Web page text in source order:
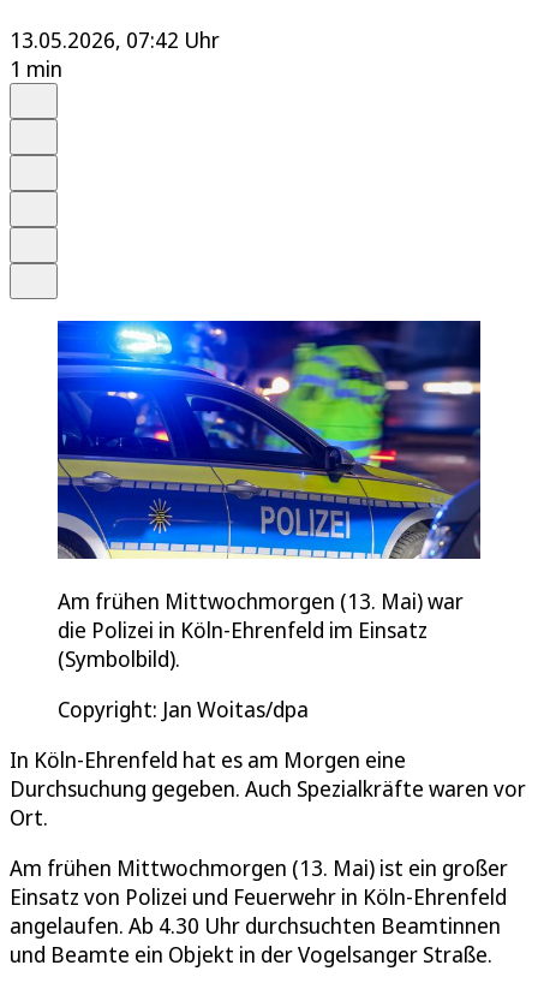
13.05.2026, 07:42 Uhr
1 min
Am frühen Mittwochmorgen (13. Mai) war
die Polizei in Köln-Ehrenfeld im Einsatz
(Symbolbild).
Copyright: Jan Woitas/dpa
In Köln-Ehrenfeld hat es am Morgen eine
Durchsuchung gegeben. Auch Spezialkräfte waren vor
Ort.
Am frühen Mittwochmorgen (13. Mai) ist ein großer
Einsatz von Polizei und Feuerwehr in Köln-Ehrenfeld
angelaufen. Ab 4.30 Uhr durchsuchten Beamtinnen
und Beamte ein Objekt in der Vogelsanger Straße.